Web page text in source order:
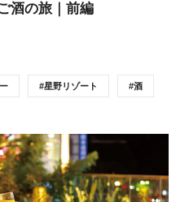
酒の旅｜前編
星野リゾート 酒